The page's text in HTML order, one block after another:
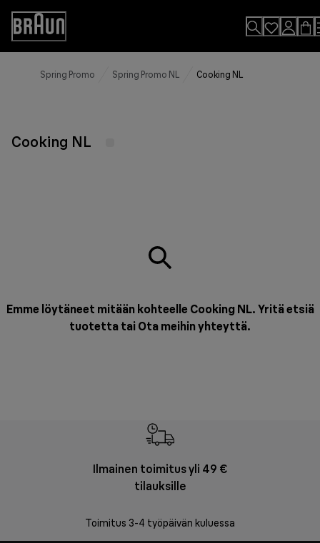
Skip
Content
Accessibility
Statement
Spring Promo Spring Promo NL Cooking NL
Cooking NL
Emme löytäneet mitään kohteelle Cooking NL. Yritä etsiä
tuotetta tai Ota meihin yhteyttä.
Ilmainen toimitus yli 49 €
tilauksille
Toimitus 3-4 työpäivän kuluessa